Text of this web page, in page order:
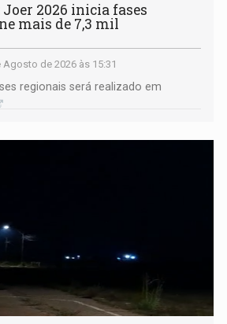
Joer 2026 inicia fases
mais de 7,3 mil
Agosto de 2026 às 15:31
regionais será realizado em